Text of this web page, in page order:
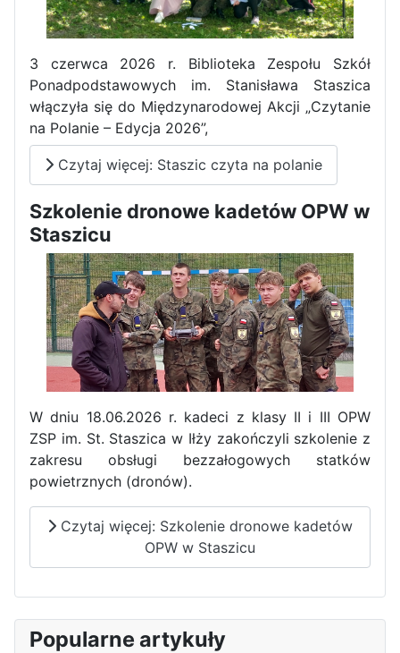
3 czerwca 2026 r. Biblioteka Zespołu Szkół
Ponadpodstawowych im. Stanisława Staszica
włączyła się do Międzynarodowej Akcji „Czytanie
na Polanie – Edycja 2026”,
Czytaj więcej: Staszic czyta na polanie
Szkolenie dronowe kadetów OPW w
Staszicu
W dniu 18.06.2026 r. kadeci z klasy II i III OPW
ZSP im. St. Staszica w Iłży zakończyli szkolenie z
zakresu obsługi bezzałogowych statków
powietrznych (dronów).
Czytaj więcej: Szkolenie dronowe kadetów
OPW w Staszicu
Popularne artykuły